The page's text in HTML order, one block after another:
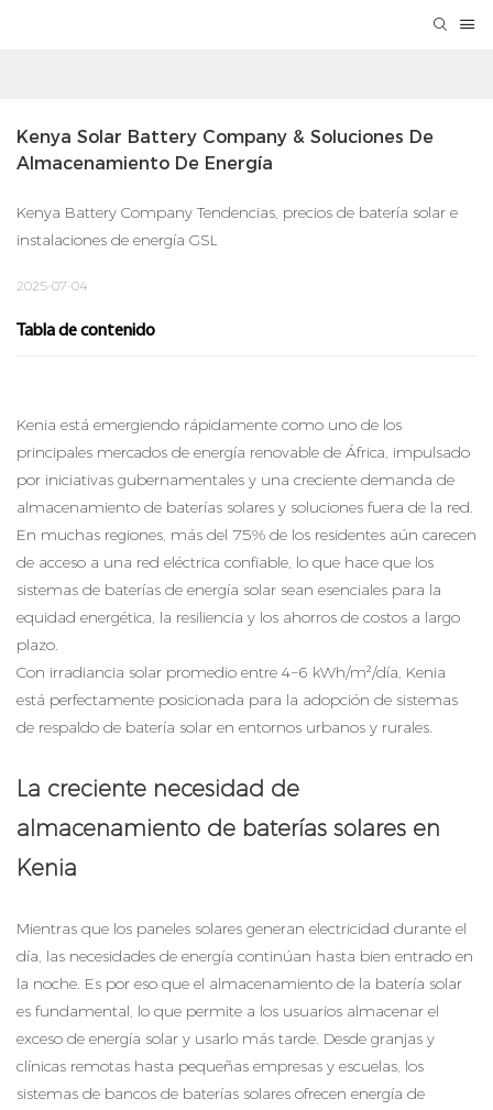
Kenya Solar Battery Company & Soluciones De
Almacenamiento De Energía
Kenya Battery Company Tendencias, precios de batería solar e
instalaciones de energía GSL
2025-07-04
Tabla de contenido
Kenia está emergiendo rápidamente como uno de los
principales mercados de energía renovable de África, impulsado
por iniciativas gubernamentales y una creciente demanda de
almacenamiento de baterías solares y soluciones fuera de la red.
En muchas regiones, más del 75% de los residentes aún carecen
de acceso a una red eléctrica confiable, lo que hace que los
sistemas de baterías de energía solar sean esenciales para la
equidad energética, la resiliencia y los ahorros de costos a largo
plazo.
Con irradiancia solar promedio entre 4–6 kWh/m²/día, Kenia
está perfectamente posicionada para la adopción de sistemas
de respaldo de batería solar en entornos urbanos y rurales.
La creciente necesidad de
almacenamiento de baterías solares en
Kenia
Mientras que los paneles solares generan electricidad durante el
día, las necesidades de energía continúan hasta bien entrado en
la noche. Es por eso que el almacenamiento de la batería solar
es fundamental, lo que permite a los usuarios almacenar el
exceso de energía solar y usarlo más tarde. Desde granjas y
clínicas remotas hasta pequeñas empresas y escuelas, los
sistemas de bancos de baterías solares ofrecen energía de